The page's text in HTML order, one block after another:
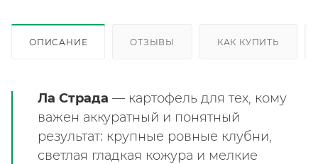
ОПИСАНИЕ ОТЗЫВЫ КАК КУПИТЬ
Ла Страда — картофель для тех, кому
важен аккуратный и понятный
результат: крупные ровные клубни,
светлая гладкая кожура и мелкие